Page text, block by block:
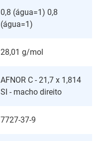
0,8 (água=1) 0,8
(água=1)
28,01 g/mol
AFNOR C - 21,7 x 1,814
SI - macho direito
7727-37-9